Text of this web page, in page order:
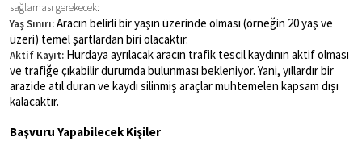
sağlaması gerekecek:
Yaş Sınırı:Aracın belirli bir yaşın üzerinde olması (örneğin 20 yaş ve
üzeri) temel şartlardan biri olacaktır.
Aktif Kayıt: Hurdaya ayrılacak aracın trafik tescil kaydının aktif olması
ve trafiğe çıkabilir durumda bulunması bekleniyor. Yani, yıllardır bir
arazide atıl duran ve kaydı silinmiş araçlar muhtemelen kapsam dışı
kalacaktır.
Başvuru Yapabilecek Kişiler